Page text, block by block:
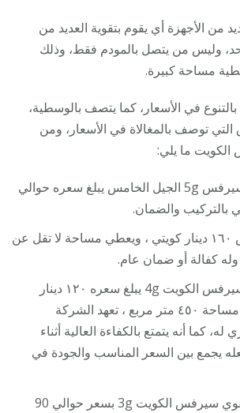
من الأجهزة أي يقوم بتقوية العديد من
وليس من يتصل بالمودم فقط، وذلك
مساحة كبيرة.
في الأسعار، كما يتصف بالوسطية،
توصف بالمغالاة في الأسعار، ومن
ما يلي:
افضل مقوي سيرفس 5g الجيل الخامس يبلغ سعره حوالي
مقوى سيرفس ١٦٠ دينار كويتي ، ويعطي مساحة لا تقل عن
افضل مقوي سيرفس الكويت 4g يبلغ سعره ١٢٠ دينار
كويتي ويغطي مساحة ٤٥٠ متر مربع ، تعهد الشركة
له، كما أنه يتمتع بالكفاءة العالية أثناء
يجمع بين السعر المناسب والجودة في
افضل جهاز مقوي سيرفس الكويت 3g بسعر حوالي 90